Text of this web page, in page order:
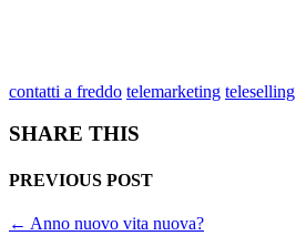
contatti a freddo telemarketing teleselling
SHARE THIS
PREVIOUS POST
← Anno nuovo vita nuova?